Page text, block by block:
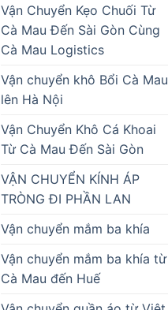
Vận Chuyển Kẹo Chuối Từ
Cà Mau Đến Sài Gòn Cùng
Cà Mau Logistics
Vận chuyển khô Bổi Cà Mau
lên Hà Nội
Vận Chuyển Khô Cá Khoai
Từ Cà Mau Đến Sài Gòn
VẬN CHUYỂN KÍNH ÁP
TRÒNG ĐI PHẦN LAN
Vận chuyển mắm ba khía
Vận chuyển mắm ba khía từ
Cà Mau đến Huế